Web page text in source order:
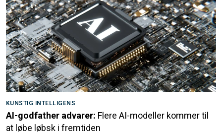
KUNSTIG INTELLIGENS
AI-godfather advarer: Flere AI-modeller kommer til
at løbe løbsk i fremtiden